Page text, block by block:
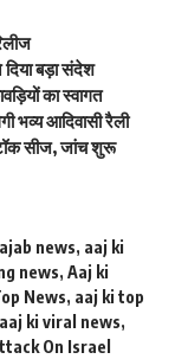
बड़ा संदेश
का स्वागत
आदिवासी रैली
सीज, जांच शुरू
news, aaj ki
news, Aaj ki
News, aaj ki top
aaj ki viral news,
On Israel